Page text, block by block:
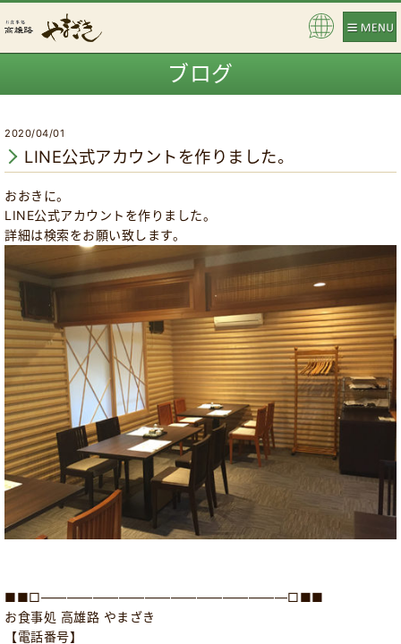
ブログ
2020/04/01
LINE公式アカウントを作りました。
おおきに。
LINE公式アカウントを作りました。
詳細は検索をお願い致します。
■■□―――――――――――――――――――□■■
お食事処 高雄路 やまざき
【電話番号】